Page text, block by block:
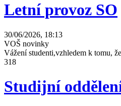
Letní provoz SO
30/06/2026, 18:13
VOŠ novinky
Vážení studenti,vzhledem k tomu,
318
Studijní